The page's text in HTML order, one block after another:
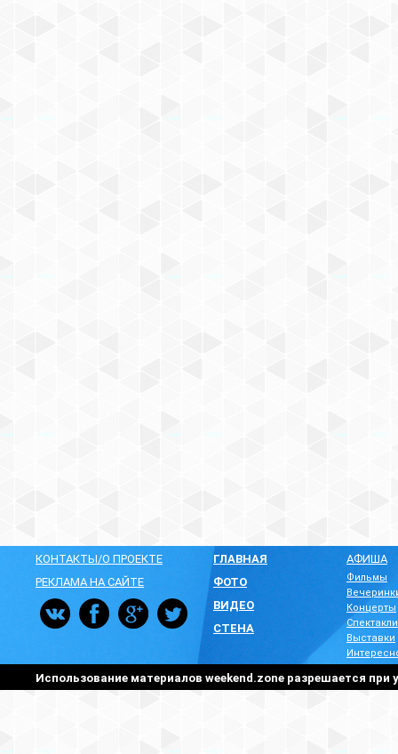
КОНТАКТЫ/О ПРОЕКТЕ
РЕКЛАМА НА САЙТЕ
ГЛАВНАЯ
ФОТО
ВИДЕО
СТЕНА
АФИША
Фильмы
Концерты
Спектакли
Выставки
Использование материалов weekend.zone разрешается